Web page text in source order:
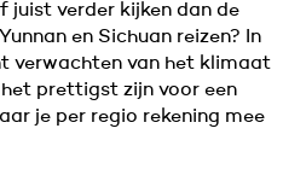
juist verder kijken dan de
en Sichuan reizen? In
verwachten van het klimaat
prettigst zijn voor een
je per regio rekening mee